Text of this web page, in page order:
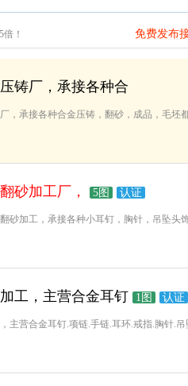
！ 免费发布
铸厂，承接各种合
，承接各种合金压铸，翻砂，成品，毛坯
砂加工厂， 5图 认证
工，主营合金耳钉 1图 认证